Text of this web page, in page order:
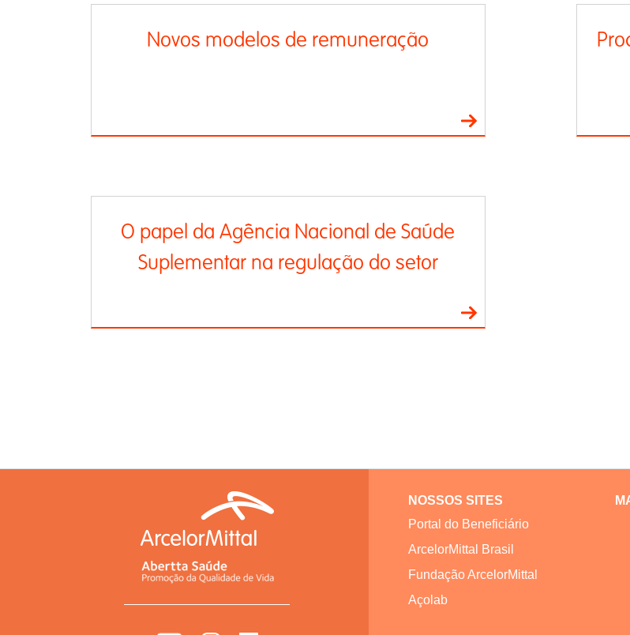
Novos modelos de remuneração
O papel da Agência Nacional de Saúde
Suplementar na regulação do setor
NOSSOS SITES
Portal do Beneficiário
ArcelorMittal Brasil
Fundação ArcelorMittal
Açolab